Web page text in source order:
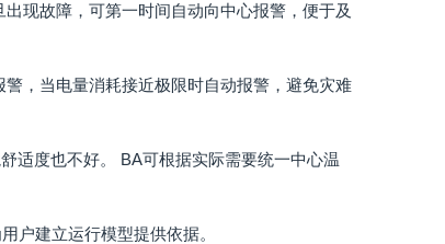
现故障，可第一时间自动向中心报警，便于及
，当电量消耗接近极限时自动报警，避免灾难
适度也不好。 BA可根据实际需要统一中心温
户建立运行模型提供依据。